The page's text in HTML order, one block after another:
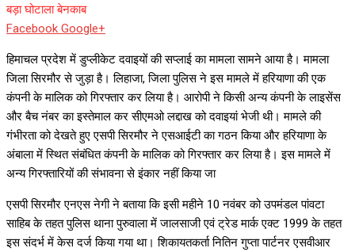
बड़ा घोटाला बेनकाब
Facebook Google+
Email
हिमाचल प्रदेश में डुप्लीकेट दवाइयों की सप्लाई का मामला सामने आया है। मामला
जिला सिरमौर से जुड़ा है। लिहाजा, जिला पुलिस ने इस मामले में हरियाणा की एक
कंपनी के मालिक को गिरफ्तार कर लिया है। आरोपी ने किसी अन्य कंपनी के लाइसेंस
और बैच नंबर का इस्तेमाल कर सीएमओ लद्दाख को दवाइयां भेजी थी। मामले की
गंभीरता को देखते हुए एसपी सिरमौर ने एसआईटी का गठन किया और हरियाणा के
अंबाला में स्थित संबंधित कंपनी के मालिक को गिरफ्तार कर लिया है। इस मामले में
अन्य गिरफ्तारियों की संभावना से इंकार नहीं किया जा
एसपी सिरमौर एनएस नेगी ने बताया कि इसी महीने 10 नवंबर को उपमंडल पांवटा
साहिब के तहत पुलिस थाना पुरुवाला में जालसाजी एवं ट्रेड मार्क एक्ट 1999 के तहत
इस संदर्भ में केस दर्ज किया गया था। शिकायतकर्ता नितिन गुप्ता पार्टनर एसवीआर